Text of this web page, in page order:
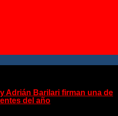
Adrián Barilari firman una de
del año